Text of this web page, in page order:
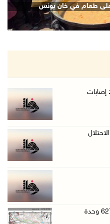
الاحتلال في ...
مخيم طولكرم ...
وقرية جل ...
تخريج ...
على طعام في خان يونس
إصابات
هيئة الجدار: الاحتلال يطرح عطاءً لبناء 627 وحدة